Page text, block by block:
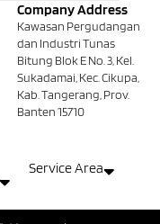
Company Address
Kawasan Pergudangan
dan Industri Tunas
Bitung Blok E No. 3, Kel.
Sukadamai, Kec. Cikupa,
Kab. Tangerang, Prov.
Banten 15710
Service Area